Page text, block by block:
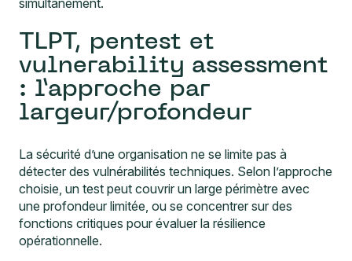
TLPT, pentest et
vulnerability assessment
: l’approche par
largeur/profondeur
La sécurité d’une organisation ne se limite pas à
détecter des vulnérabilités techniques. Selon l’approche
choisie, un test peut couvrir un large périmètre avec
une profondeur limitée, ou se concentrer sur des
fonctions critiques pour évaluer la résilience
opérationnelle.